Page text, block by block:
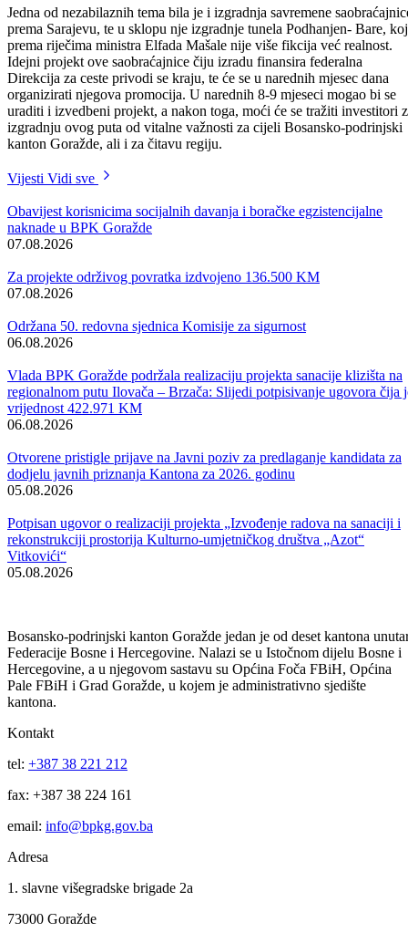
ambijent za zapošljavanje.
– Krenulo se i u rješavanje nagomilanih problema, kad je riječ o
„Azotu“ i mljekari „Milgor“, ali smo zaustavljeni kod sudskih presuda
i dalje ne možemo djelovati. Pokušaćemo, uz pomoć viših instanci
vlasti da isposlujemo bar privremena rješenja o penzionisanju radnika
koji su stekli uslove za penziju, a zbog nerješenih odnosa to pravo ne
mogu ostvariti.- kaže ministar Mašala.
ministar Mašala je naglasio da je popunjenost ministarstva oko 65% i
građevinarstva, šumski inžinjeri i diplomirani veterinari, te da će se u
narednom periodu nastojati izvršiti popuna ministarstva ovim
kadrovima.
Jedna od nezabilaznih tema bila je i izgradnja savremene
prema Sarajevu, te u sklopu nje izgradnje tunela Podhanjen- Bare,
Idejni projekt ove saobraćajnice čiju izradu finansira federalna
Direkcija za ceste privodi se kraju, te će se u narednih mjesec dana
uraditi i izvedbeni projekt, a nakon toga, moći će se tražiti investitori
izgradnju ovog puta od vitalne važnosti za cijeli Bosansko-podrinjski
kanton Goražde, ali i za čitavu regiju.
Obavijest korisnicima socijalnih davanja i boračke egzistencijalne
07.08.2026